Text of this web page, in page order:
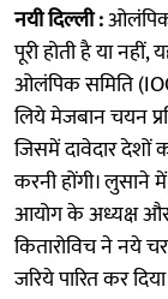
नयी दिल्ली :ओलंपिक
पूरी होती है या
ओलंपिक समिति
लिये मेजबान चयन
जिसमें दावेदार देशों
करनी होंगी। लुसाने
आयोग के अध्यक्ष और
कितारोविच ने नये
जरिये पारित कर